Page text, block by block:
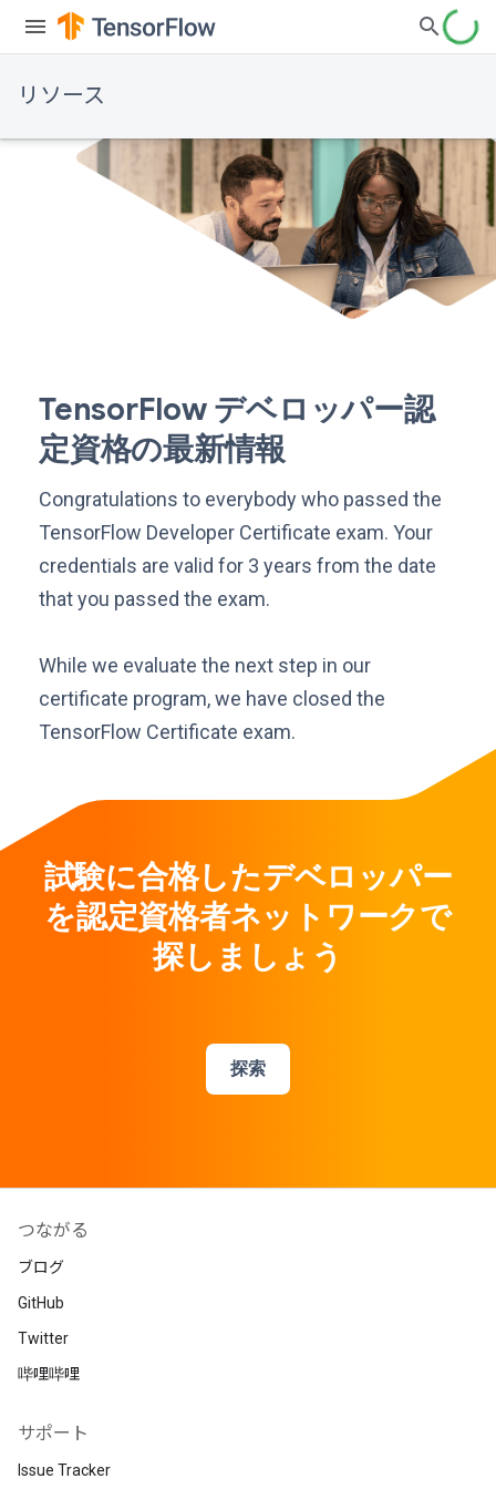
リソース
TensorFlow デベロッパー認
定資格の最新情報
Congratulations to everybody who passed the
TensorFlow Developer Certificate exam. Your
credentials are valid for 3 years from the date
that you passed the exam.
While we evaluate the next step in our
certificate program, we have closed the
TensorFlow Certificate exam.
試験に合格したデベロッパー
を認定資格者ネットワークで
探しましょう
探索
つながる
ブログ
GitHub
Twitter
哔哩哔哩
サポート
Issue Tracker